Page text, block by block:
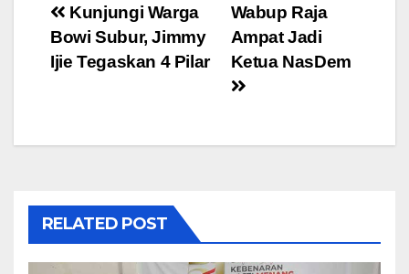
Post
navigation
Wabup Raja
Ampat Jadi
Ketua NasDem
Kunjungi Warga
Bowi Subur, Jimmy
Ijie Tegaskan 4 Pilar
RELATED POST